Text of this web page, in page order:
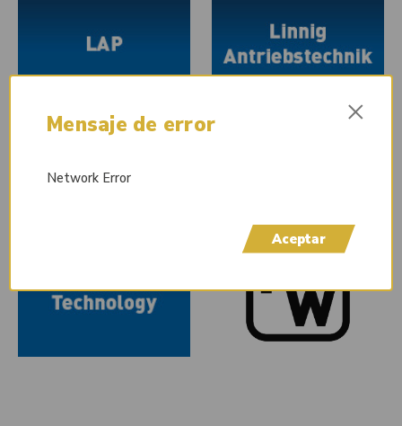
Mensaje de error ×
Network Error
Aceptar